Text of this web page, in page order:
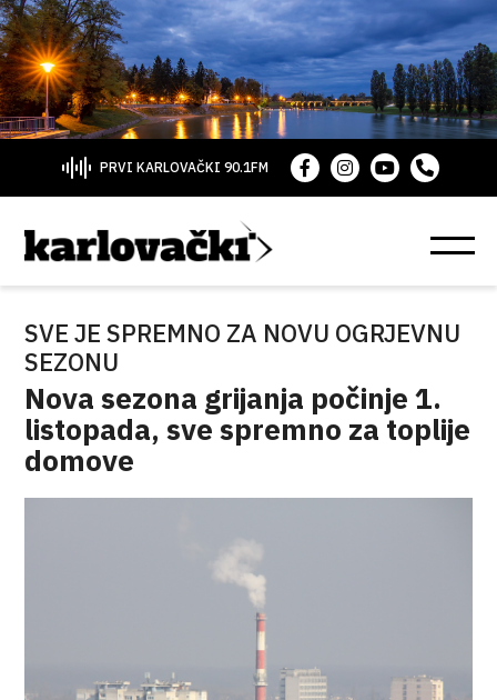
PRVI KARLOVAČKI 90.1FM
SVE JE SPREMNO ZA NOVU OGRJEVNU
SEZONU
Nova sezona grijanja počinje 1.
listopada, sve spremno za toplije
domove